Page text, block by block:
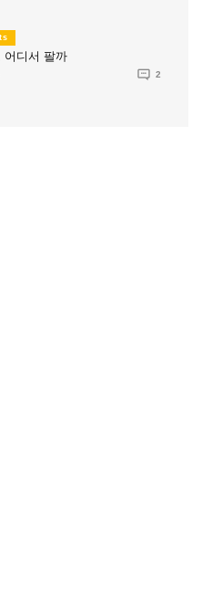
어디서 팔까
2